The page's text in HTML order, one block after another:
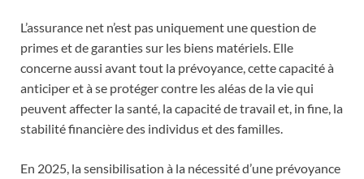
L’assurance net n’est pas uniquement une question de
primes et de garanties sur les biens matériels. Elle
concerne aussi avant tout la prévoyance, cette capacité à
anticiper et à se protéger contre les aléas de la vie qui
peuvent affecter la santé, la capacité de travail et, in fine, la
stabilité financière des individus et des familles.
En 2025, la sensibilisation à la nécessité d’une prévoyance